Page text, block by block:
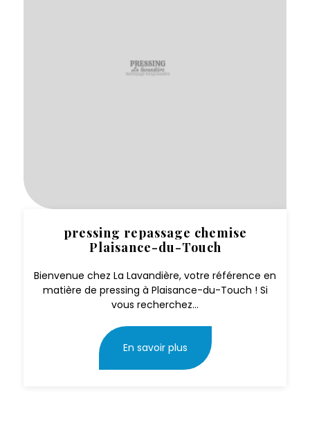
pressing repassage chemise
Plaisance-du-Touch
Bienvenue chez La Lavandière, votre référence en
matière de pressing à Plaisance-du-Touch ! Si
vous recherchez...
En savoir plus